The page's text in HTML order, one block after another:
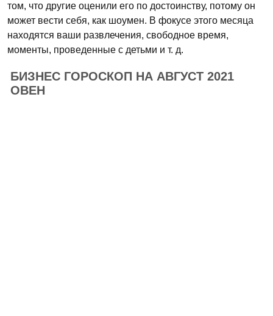
том, что другие оценили его по достоинству, потому он
может вести себя, как шоумен. В фокусе этого месяца
находятся ваши развлечения, свободное время,
моменты, проведенные с детьми и т. д.
БИЗНЕС ГОРОСКОП НА АВГУСТ 2021
ОВЕН